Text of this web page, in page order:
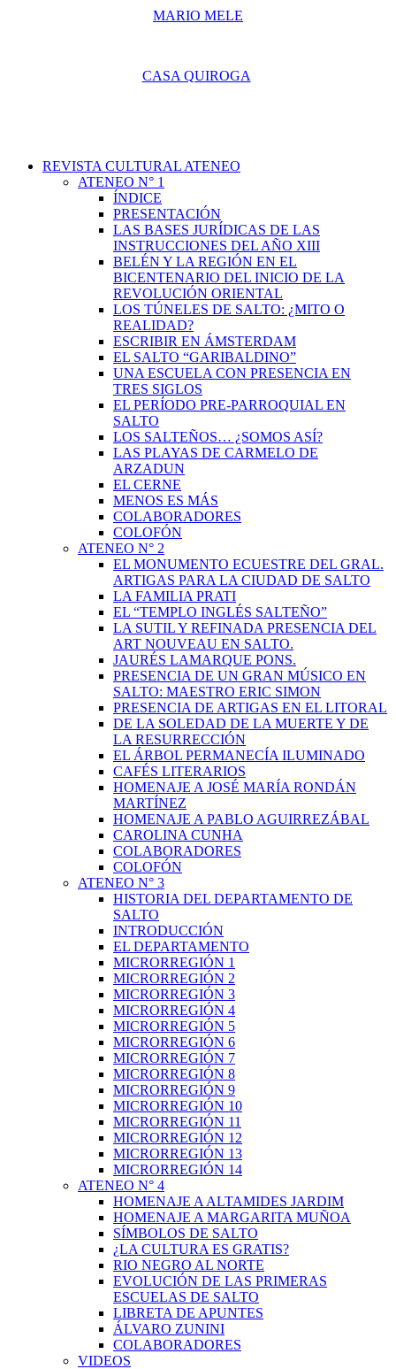
MARIO MELE
CASA QUIROGA
REVISTA CULTURAL ATENEO
ATENEO N° 1
ÍNDICE
PRESENTACIÓN
LAS BASES JURÍDICAS DE LAS
INSTRUCCIONES DEL AÑO XIII
BELÉN Y LA REGIÓN EN EL
BICENTENARIO DEL INICIO DE LA
REVOLUCIÓN ORIENTAL
LOS TÚNELES DE SALTO: ¿MITO O
REALIDAD?
ESCRIBIR EN ÁMSTERDAM
EL SALTO “GARIBALDINO”
UNA ESCUELA CON PRESENCIA EN
TRES SIGLOS
EL PERÍODO PRE-PARROQUIAL EN
SALTO
LOS SALTEÑOS… ¿SOMOS ASÍ?
LAS PLAYAS DE CARMELO DE
ARZADUN
EL CERNE
MENOS ES MÁS
COLABORADORES
COLOFÓN
ATENEO N° 2
EL MONUMENTO ECUESTRE DEL GRAL.
ARTIGAS PARA LA CIUDAD DE SALTO
LA FAMILIA PRATI
EL “TEMPLO INGLÉS SALTEÑO”
LA SUTIL Y REFINADA PRESENCIA DEL
ART NOUVEAU EN SALTO.
JAURÉS LAMARQUE PONS.
PRESENCIA DE UN GRAN MÚSICO EN
SALTO: MAESTRO ERIC SIMON
PRESENCIA DE ARTIGAS EN EL LITORAL
DE LA SOLEDAD DE LA MUERTE Y DE
LA RESURRECCIÓN
EL ÁRBOL PERMANECÍA ILUMINADO
CAFÉS LITERARIOS
HOMENAJE A JOSÉ MARÍA RONDÁN
MARTÍNEZ
HOMENAJE A PABLO AGUIRREZÁBAL
CAROLINA CUNHA
COLABORADORES
COLOFÓN
ATENEO N° 3
HISTORIA DEL DEPARTAMENTO DE
SALTO
INTRODUCCIÓN
EL DEPARTAMENTO
MICRORREGIÓN 1
MICRORREGIÓN 2
MICRORREGIÓN 3
MICRORREGIÓN 4
MICRORREGIÓN 5
MICRORREGIÓN 6
MICRORREGIÓN 7
MICRORREGIÓN 8
MICRORREGIÓN 9
MICRORREGIÓN 10
MICRORREGIÓN 11
MICRORREGIÓN 12
MICRORREGIÓN 13
MICRORREGIÓN 14
ATENEO N° 4
HOMENAJE A ALTAMIDES JARDIM
HOMENAJE A MARGARITA MUÑOA
SÍMBOLOS DE SALTO
¿LA CULTURA ES GRATIS?
RIO NEGRO AL NORTE
EVOLUCIÓN DE LAS PRIMERAS
ESCUELAS DE SALTO
LIBRETA DE APUNTES
ÁLVARO ZUNINI
COLABORADORES
VIDEOS